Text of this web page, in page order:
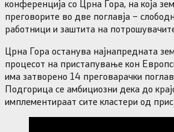
конференција со Црна Гора, на која
преговорите во две поглавја –
работници и заштита на
Црна Гора останува најнапредната
процесот на пристапување кон
има затворено 14 преговарачки
Подгорица се амбициозни дека до
имплементираат сите кластери од